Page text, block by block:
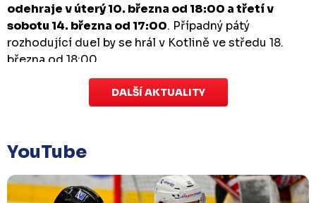
odehraje v úterý 10. března od 18:00 a třetí v
sobotu 14. března od 17:00. Případný pátý
rozhodující duel by se hrál v Kotlině ve středu 18.
března od 18:00.
Zápas dorostu je odložen
které se mělo odehrát v pátek 30. ledna ve 14:15,
odloženo!Odehraje se v náhradním termínu, o
kterém se bude jednat.
DALŠÍ AKTUALITY
YouTube